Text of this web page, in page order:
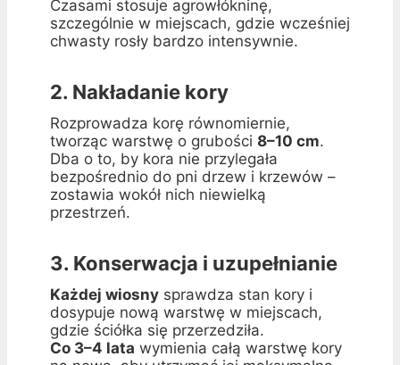
Czasami stosuje agrowłókninę,
szczególnie w miejscach, gdzie wcześniej
chwasty rosły bardzo intensywnie.
2. Nakładanie kory
Rozprowadza korę równomiernie,
tworząc warstwę o grubości 8–10 cm.
Dba o to, by kora nie przylegała
bezpośrednio do pni drzew i krzewów –
zostawia wokół nich niewielką
przestrzeń.
3. Konserwacja i uzupełnianie
Każdej wiosny sprawdza stan kory i
dosypuje nową warstwę w miejscach,
gdzie ściółka się przerzedziła.
Co 3–4 lata wymienia całą warstwę kory